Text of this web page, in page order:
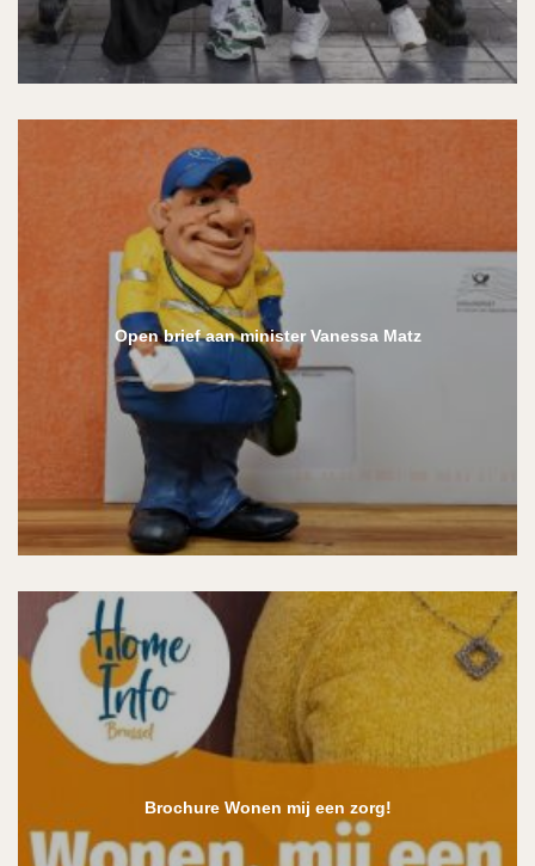
Open brief aan minister Vanessa Matz
Brochure Wonen mij een zorg!